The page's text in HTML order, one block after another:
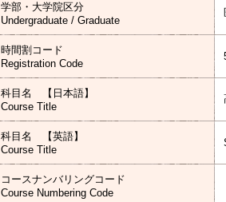
学部・大学院区分
Undergraduate / Graduate
時間割コード
Registration Code
科目名 【日本語】
Course Title
科目名 【英語】
Course Title
コースナンバリングコード
Course Numbering Code